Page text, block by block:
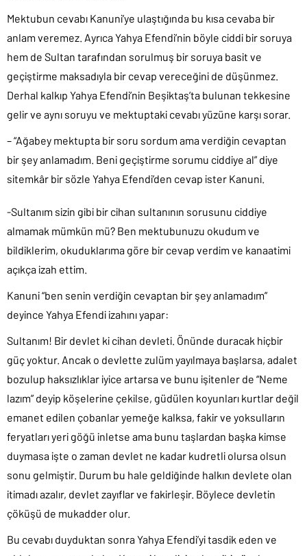
Mektubun cevabı Kanuni’ye ulaştığında bu kısa cevaba bir
anlam veremez. Ayrıca Yahya Efendi’nin böyle ciddi bir soruya
hem de Sultan tarafından sorulmuş bir soruya basit ve
geçiştirme maksadıyla bir cevap vereceğini de düşünmez.
Derhal kalkıp Yahya Efendi’nin Beşiktaş’ta bulunan tekkesine
gelir ve aynı soruyu ve mektuptaki cevabı yüzüne karşı sorar.
– “Ağabey mektupta bir soru sordum ama verdiğin cevaptan
bir şey anlamadım. Beni geçiştirme sorumu ciddiye al” diye
sitemkâr bir sözle Yahya Efendi’den cevap ister Kanuni.
-Sultanım sizin gibi bir cihan sultanının sorusunu ciddiye
almamak mümkün mü? Ben mektubunuzu okudum ve
bildiklerim, okuduklarıma göre bir cevap verdim ve kanaatimi
açıkça izah ettim.
Kanuni “ben senin verdiğin cevaptan bir şey anlamadım”
deyince Yahya Efendi izahını yapar:
Sultanım! Bir devlet ki cihan devleti. Önünde duracak hiçbir
güç yoktur. Ancak o devlette zulüm yayılmaya başlarsa, adalet
bozulup haksızlıklar iyice artarsa ve bunu işitenler de “Neme
lazım” deyip köşelerine çekilse, güdülen koyunları kurtlar değil
emanet edilen çobanlar yemeğe kalksa, fakir ve yoksulların
feryatları yeri göğü inletse ama bunu taşlardan başka kimse
duymasa işte o zaman devlet ne kadar kudretli olursa olsun
sonu gelmiştir. Durum bu hale geldiğinde halkın devlete olan
itimadı azalır, devlet zayıflar ve fakirleşir. Böylece devletin
çöküşü de mukadder olur.
Bu cevabı duyduktan sonra Yahya Efendi’yi tasdik eden ve